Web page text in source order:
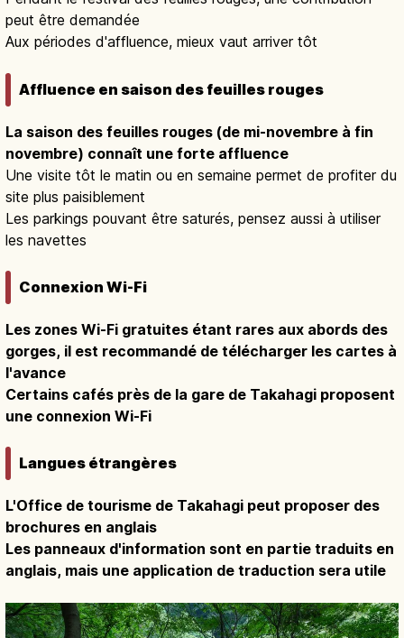
peut être demandée
Aux périodes d'affluence, mieux vaut arriver tôt
Affluence en saison des feuilles rouges
La saison des feuilles rouges (de mi-novembre à fin
novembre) connaît une forte affluence
Une visite tôt le matin ou en semaine permet de profiter du
site plus paisiblement
Les parkings pouvant être saturés, pensez aussi à utiliser
les navettes
Connexion Wi-Fi
Les zones Wi-Fi gratuites étant rares aux abords des
gorges, il est recommandé de télécharger les cartes à
l'avance
Certains cafés près de la gare de Takahagi proposent
une connexion Wi-Fi
Langues étrangères
L'Office de tourisme de Takahagi peut proposer des
brochures en anglais
Les panneaux d'information sont en partie traduits en
anglais, mais une application de traduction sera utile